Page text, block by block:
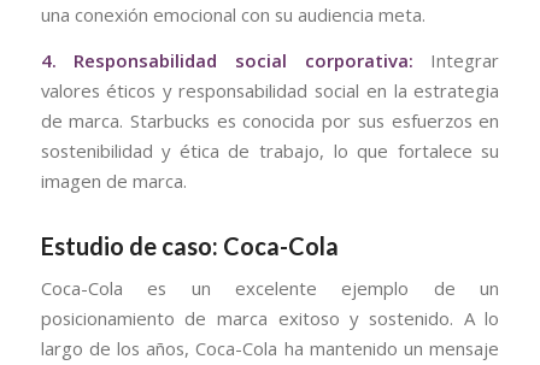
una conexión emocional con su audiencia meta.
4. Responsabilidad social corporativa: Integrar
valores éticos y responsabilidad social en la estrategia
de marca. Starbucks es conocida por sus esfuerzos en
sostenibilidad y ética de trabajo, lo que fortalece su
imagen de marca.
Estudio de caso: Coca-Cola
Coca-Cola es un excelente ejemplo de un
posicionamiento de marca exitoso y sostenido. A lo
largo de los años, Coca-Cola ha mantenido un mensaje